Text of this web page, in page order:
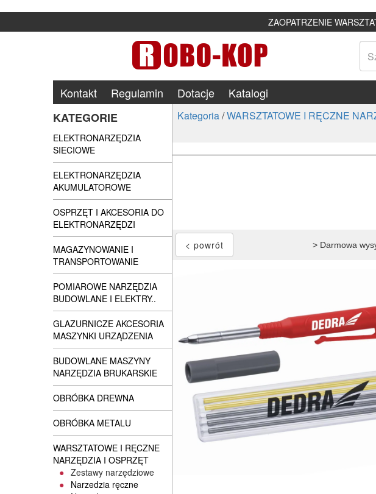
ZAOPATRZENIE
Kontakt Regulamin Dotacje Katalogi
KATEGORIE
ELEKTRONARZĘDZIA
SIECIOWE
ELEKTRONARZĘDZIA
AKUMULATOROWE
OSPRZĘT I AKCESORIA DO
ELEKTRONARZĘDZI
MAGAZYNOWANIE I
TRANSPORTOWANIE
POMIAROWE NARZĘDZIA
BUDOWLANE I ELEKTRY..
GLAZURNICZE AKCESORIA
MASZYNKI URZĄDZENIA
BUDOWLANE MASZYNY
NARZĘDZIA BRUKARSKIE
OBRÓBKA DREWNA
OBRÓBKA METALU
WARSZTATOWE I RĘCZNE
NARZĘDZIA I OSPRZĘT
Zestawy narzędziowe
Narzedzia ręczne
Kategoria/WARSZTATOWE I RĘCZNE
> Darmowa